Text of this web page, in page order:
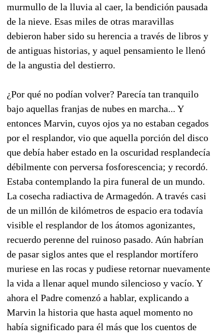
murmullo de la lluvia al caer, la bendi­ción pausada
de la nieve. Esas miles de otras maravillas
debieron haber sido su herencia a tra­vés de libros y
de antiguas historias, y aquel pen­samiento le llenó
de la angustia del destierro.
¿Por qué no podían volver? Parecía tan tran­quilo
bajo aquellas franjas de nubes en marcha... Y
entonces Marvin, cuyos ojos ya no estaban ce­gados
por el resplandor, vio que aquella porción del disco
que debía haber estado en la oscuridad resplandecía
débilmente con perversa fosforescen­cia; y recordó.
Estaba contemplando la pira fune­ral de un mundo.
La cosecha radiactiva de Armagedón. A través casi
de un millón de kilómetros de espacio era todavía
visible el resplandor de los átomos agonizantes,
recuerdo perenne del ruinoso pasado. Aún habrían
de pasar siglos antes que el resplandor mortífero
muriese en las rocas y pu­diese retornar nuevamente
la vida a llenar aquel mundo silencioso y vacío. Y
ahora el Padre co­menzó a hablar, explicando a
Marvin la historia que hasta aquel momento no
había significado para él más que los cuentos de